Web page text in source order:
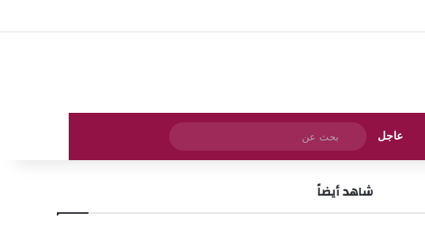
عاجل
بحث
عن
شاهد أيضاً